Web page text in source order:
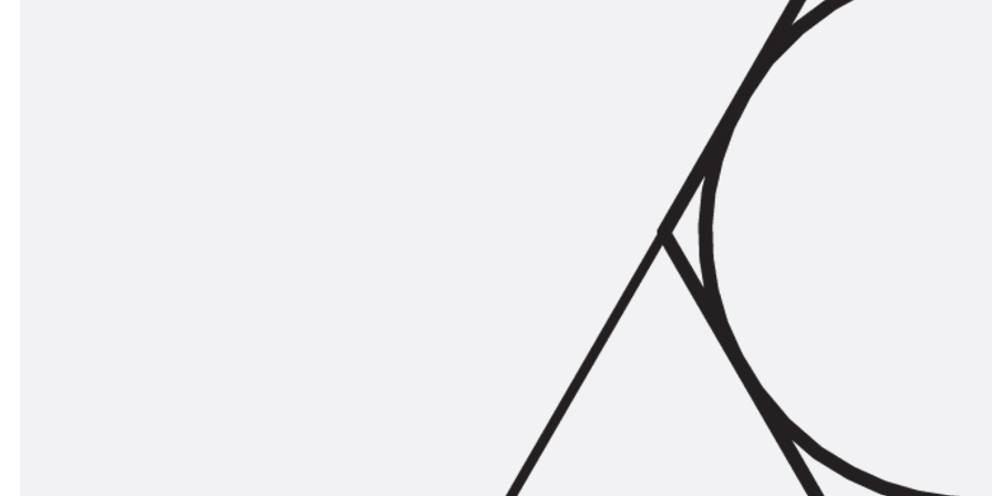
Zurück
Querkraftbewehrung
Querkraftbewehrung JDA-S
Rückbiegeanschlüsse
Zurück
FERBOX®
Anschlussabdichtung
GFK-Bewehrung
FIBERNOX® V-ROD
Edelstahlbewehrung
Zurück
Nichtrostender Betonstahl
Mauerwerksbewehrung
Zurück
GRIPRIP®
Bewehrungszubehör